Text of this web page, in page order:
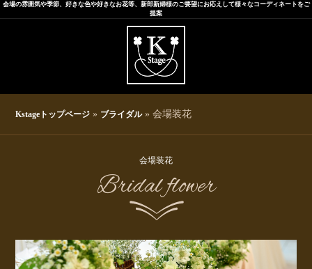
会場の雰囲気や季節、好きな色や好きなお花等、新郎新婦様のご要望にお応えして様々なコーディネートをご
提案
Kstageトップページ » ブライダル» 会場装花
会場装花
Bridal flower